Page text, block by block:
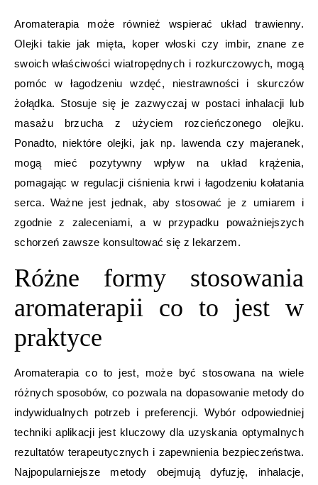
Aromaterapia może również wspierać układ trawienny.
Olejki takie jak mięta, koper włoski czy imbir, znane ze
swoich właściwości wiatropędnych i rozkurczowych, mogą
pomóc w łagodzeniu wzdęć, niestrawności i skurczów
żołądka. Stosuje się je zazwyczaj w postaci inhalacji lub
masażu brzucha z użyciem rozcieńczonego olejku.
Ponadto, niektóre olejki, jak np. lawenda czy majeranek,
mogą mieć pozytywny wpływ na układ krążenia,
pomagając w regulacji ciśnienia krwi i łagodzeniu kołatania
serca. Ważne jest jednak, aby stosować je z umiarem i
zgodnie z zaleceniami, a w przypadku poważniejszych
schorzeń zawsze konsultować się z lekarzem.
Różne formy stosowania
aromaterapii co to jest w
praktyce
Aromaterapia co to jest, może być stosowana na wiele
różnych sposobów, co pozwala na dopasowanie metody do
indywidualnych potrzeb i preferencji. Wybór odpowiedniej
techniki aplikacji jest kluczowy dla uzyskania optymalnych
rezultatów terapeutycznych i zapewnienia bezpieczeństwa.
Najpopularniejsze metody obejmują dyfuzję, inhalacje,